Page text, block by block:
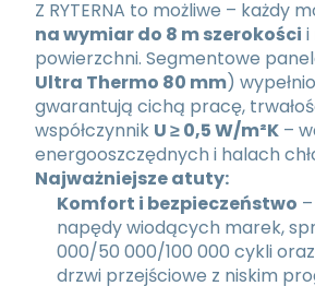
na wymiar do 8 m szerokości i
Ultra Thermo 80 mm)
gwarantują cichą pracę,
współczynnik U ≥ 0,5 W/m²K –
energooszczędnych i halach
Najważniejsze atuty:
Komfort i bezpieczeństwo
napędy wiodących marek,
000/50 000/100 000 cykli